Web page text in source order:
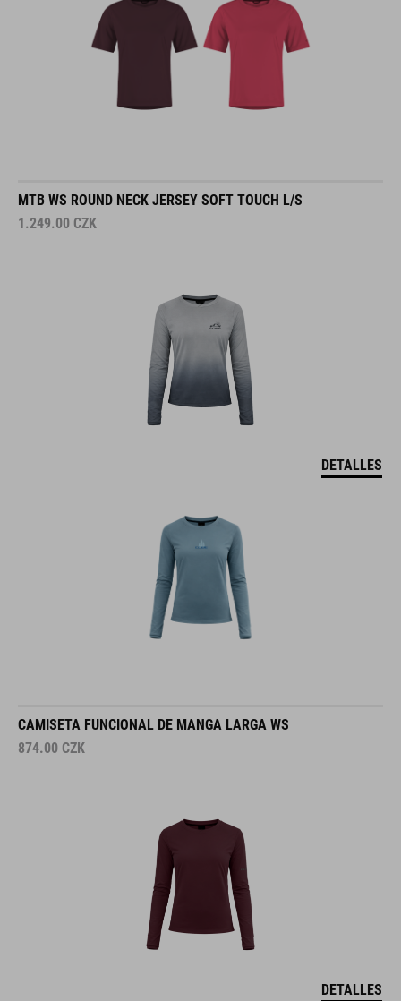
MTB WS ROUND NECK JERSEY SOFT TOUCH L/S
1.249.00 CZK
DETALLES
CAMISETA FUNCIONAL DE MANGA LARGA WS
874.00 CZK
DETALLES